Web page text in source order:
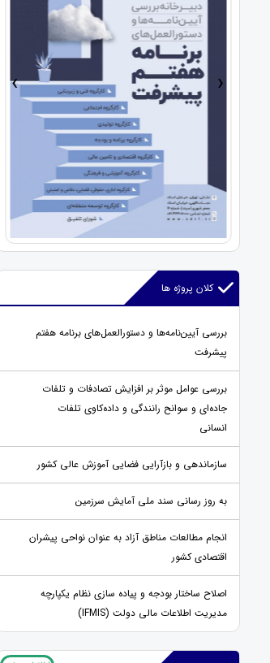
› ‹
کلان پروژه ها
بررسی آیین‌نامه‌ها و دستورالعمل‌های برنامه هفتم
پیشرفت
بررسی عوامل موثر بر افزایش تصادفات و تلفات
جاده‌ای و سوانح رانندگی و داده‌کاوی تلفات
انسانی
سازماندهی و بازآرایی فضایی آموزش عالی کشور
به روز رسانی سند ملی آمایش سرزمین
انجام مطالعات مناطق آزاد به عنوان نواحی پیشران
اقتصادی کشور
اصلاح ساختار بودجه و پیاده سازی نظام یکپارچه
مدیریت اطلاعات مالی دولت (IFMIS)